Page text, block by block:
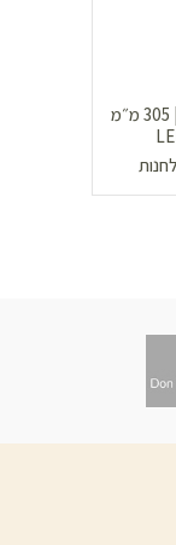
חבילת 5 להבי מסור חרב | 305 מ״מ